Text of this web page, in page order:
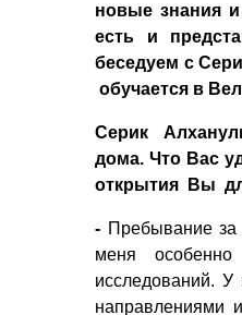
новые знания
есть и
беседуем с
обучается в
Серик Алхан
дома. Что Вас
открытия
Вы
- Пребывание за
меня
исследований. У
направлениями